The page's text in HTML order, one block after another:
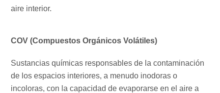
aire interior.
COV (Compuestos Orgánicos Volátiles)
Sustancias químicas responsables de la contaminación
de los espacios interiores, a menudo inodoras o
incoloras, con la capacidad de evaporarse en el aire a